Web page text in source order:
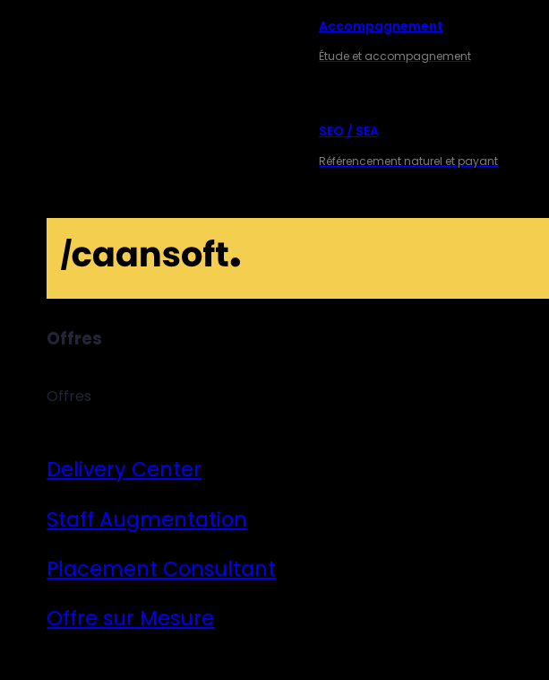
Accompagnement
Étude et accompagnement
SEO / SEA
Référencement naturel et payant
Offres
Offres
Delivery Center
Staff Augmentation
Placement Consultant
Offre sur Mesure